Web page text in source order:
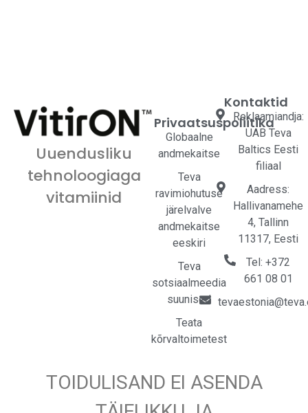
Uuendusliku
tehnoloogiaga
vitamiinid
Privaatsuspoliitika
Globaalne
andmekaitse
Teva
ravimiohutuse
järelvalve
andmekaitse
eeskiri
Teva
sotsiaalmeedia
suunised
Teata
kõrvaltoimetest
Kontaktid
Reklaamiandja:
UAB Teva
Baltics Eesti
filiaal
Aadress:
Hallivanamehe
4, Tallinn
11317, Eesti
Tel: +372
661 08 01
TOIDULISAND EI ASENDA